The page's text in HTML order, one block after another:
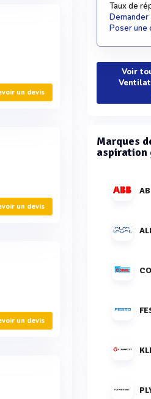
un devis
un devis
un devis
Taux de
Poser une
Voir
Marques
aspiration